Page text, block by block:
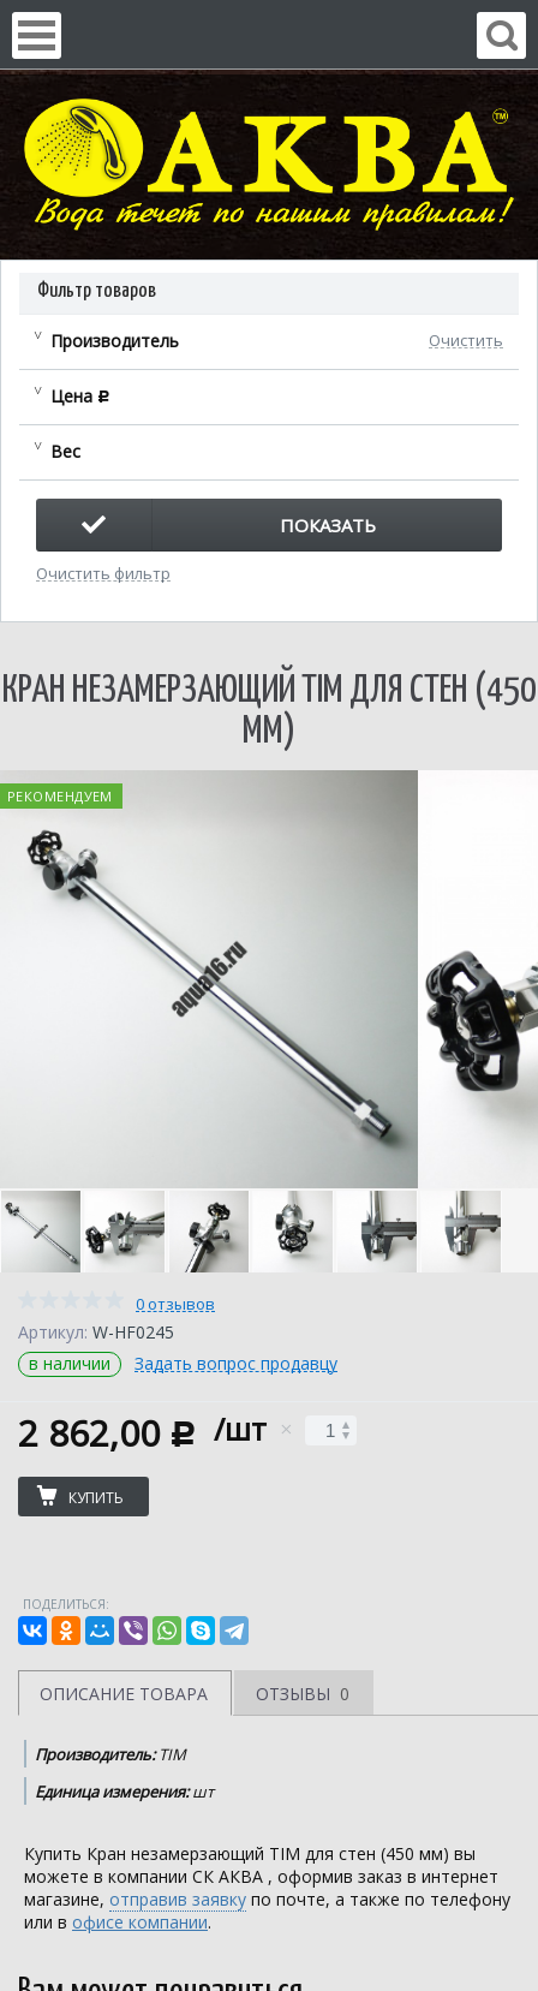
Фильтр товаров
Производитель Очистить
Цена c
Вес
ПОКАЗАТЬ
Очистить фильтр
КРАН НЕЗАМЕРЗАЮЩИЙ TIM ДЛЯ СТЕН (450
ММ)
РЕКОМЕНДУЕМ
0 отзывов
Артикул: W-HF0245
в наличии
Задать вопрос продавцу
2 862,00 c /шт
КУПИТЬ
ПОДЕЛИТЬСЯ:
ОПИСАНИЕ ТОВАРА ОТЗЫВЫ 0
Производитель:TIM
Единица измерения:шт
Купить Кран незамерзающий TIM для стен (450 мм) вы
можете в компании СК АКВА , оформив заказ в интернет
магазине, отправив заявку по почте, а также по телефону
или в офисе компании.